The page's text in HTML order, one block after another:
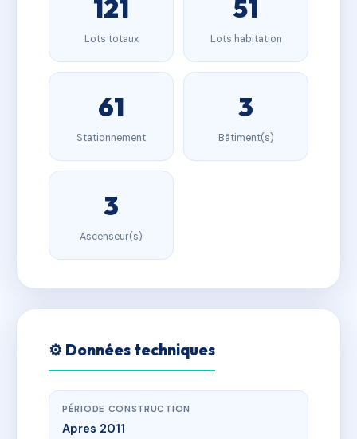
121
Lots totaux
51
Lots habitation
61
Stationnement
3
Bâtiment(s)
3
Ascenseur(s)
⚙️ Données techniques
PÉRIODE CONSTRUCTION
Apres 2011